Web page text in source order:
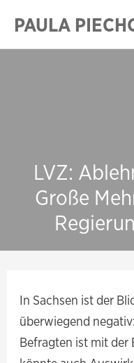
Inhalt
springen
PAULA
LVZ:
Große
In Sachsen ist der
überwiegend
Befragten ist mit der